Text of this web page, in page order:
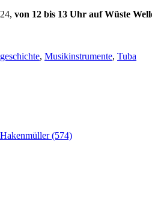
von 12 bis 13 Uhr auf Wüste
, Musikinstrumente, Tuba
(574)